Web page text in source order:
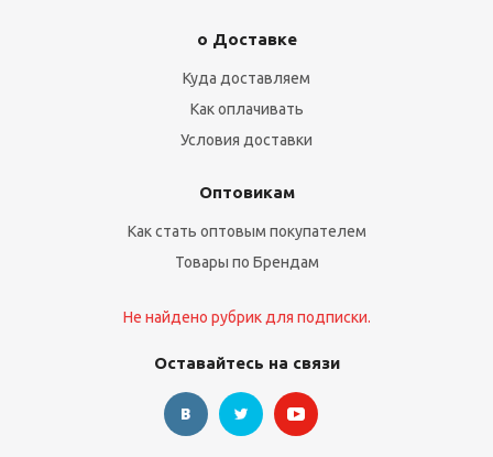
о Доставке
Куда доставляем
Как оплачивать
Условия доставки
Оптовикам
Как стать оптовым покупателем
Товары по Брендам
Не найдено рубрик для подписки.
Оставайтесь на связи